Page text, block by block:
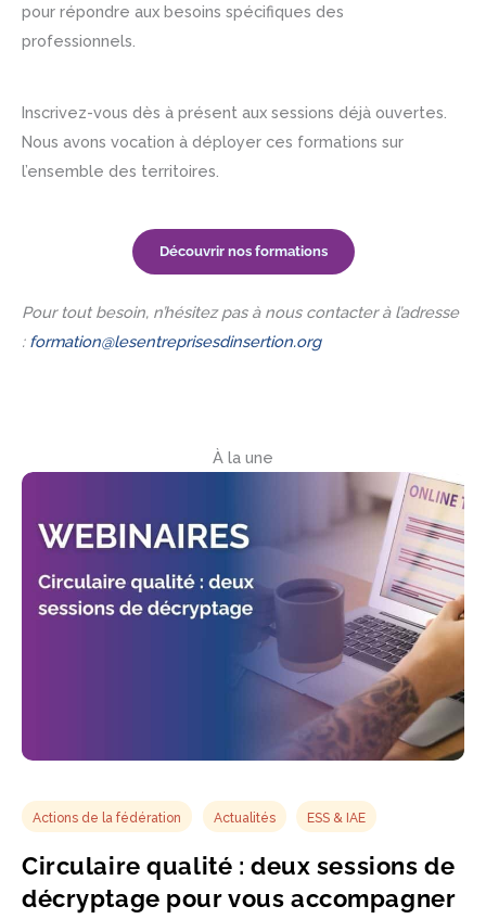
pour répondre aux besoins spécifiques des
professionnels.
Inscrivez-vous dès à présent aux sessions déjà ouvertes.
Nous avons vocation à déployer ces formations sur
l’ensemble des territoires.
Découvrir nos formations
Pour tout besoin, n’hésitez pas à nous contacter à l’adresse
: formation@lesentreprisesdinsertion.org
À la une
Actions de la fédération Actualités ESS & IAE
Circulaire qualité : deux sessions de
décryptage pour vous accompagner